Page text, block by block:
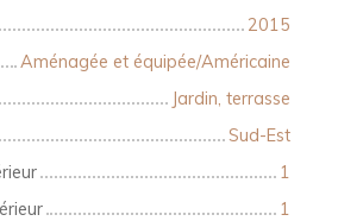
2015
Aménagée et équipée/Américaine
Jardin, terrasse
Sud-Est
1
1